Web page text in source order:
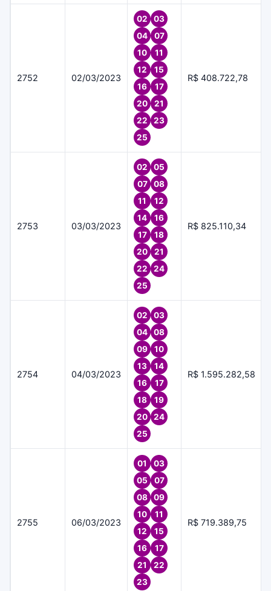
2752 02/03/2023
02
03
04
07
10
11
12
15
16
17
20
21
22
23
25
R$ 408.722,78
2753 03/03/2023
02
05
07
08
11
12
14
16
17
18
20
21
22
24
25
R$ 825.110,34
2754 04/03/2023
02
03
04
08
09
10
13
14
16
17
18
19
20
24
25
R$ 1.595.282,58
2755 06/03/2023
01
03
05
07
08
09
10
11
12
15
16
17
21
22
23
R$ 719.389,75